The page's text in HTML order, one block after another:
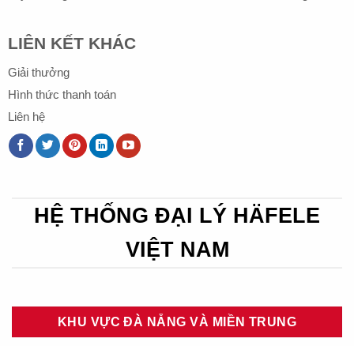
LIÊN KẾT KHÁC
Giải thưởng
Hình thức thanh toán
Liên hệ
HỆ THỐNG ĐẠI LÝ HÄFELE
VIỆT NAM
KHU VỰC ĐÀ NẴNG VÀ MIỀN TRUNG